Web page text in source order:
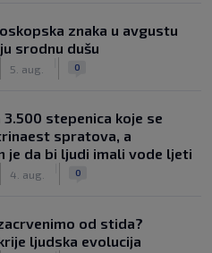
znaka u avgustu
srodnu dušu
5. aug. 0
3.500 stepenica koje se
spratova, a
je da bi ljudi imali vode ljeti
4. aug. 0
od stida?
ljudska evolucija